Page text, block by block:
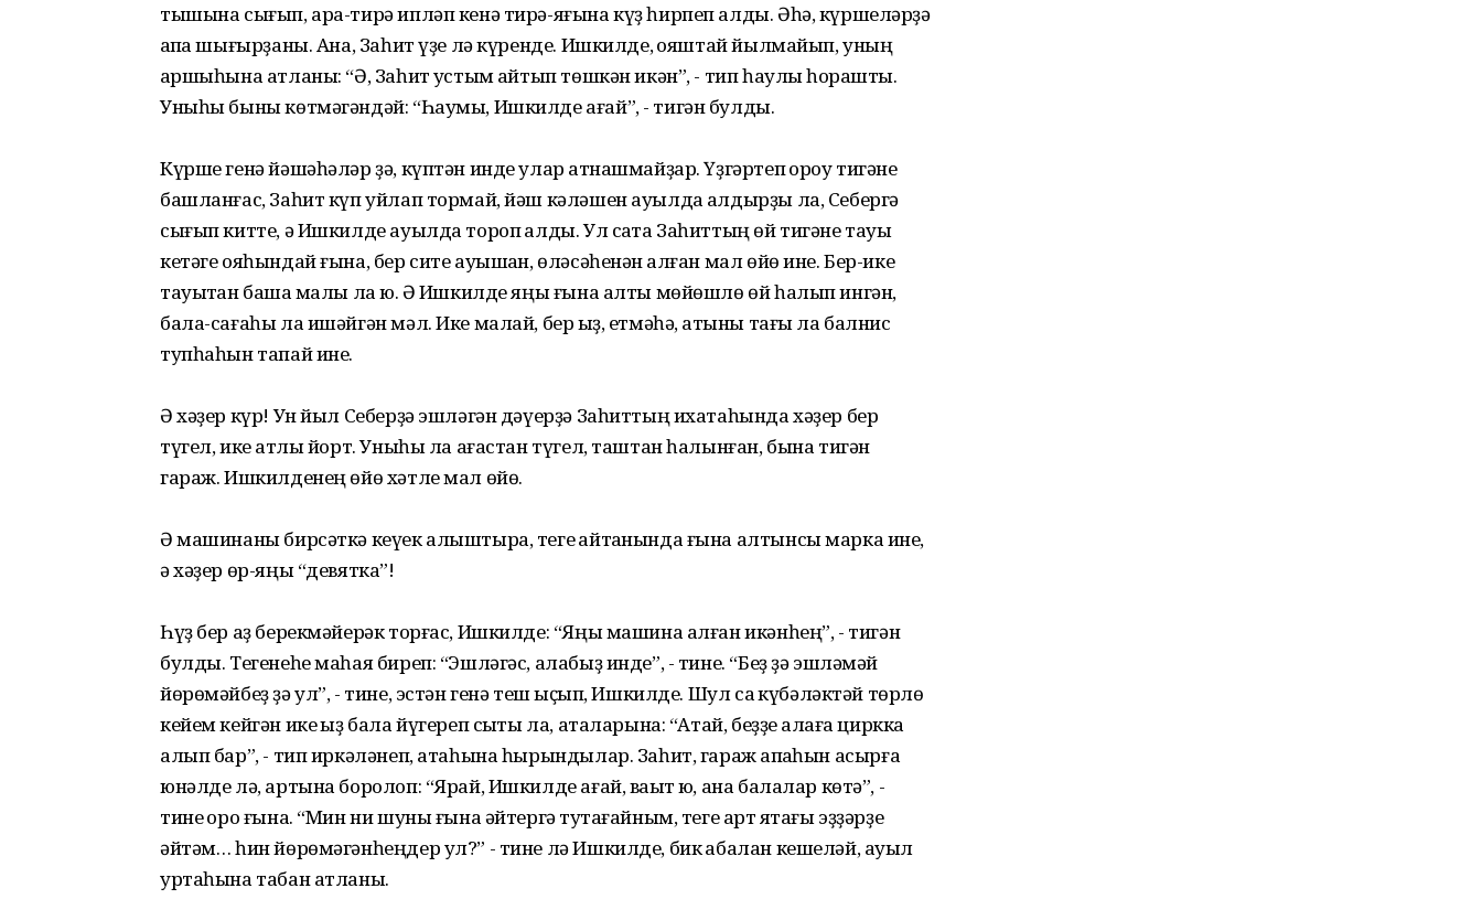
тышына сығып, ара-тирә ипләп кенә тирә-яғына күҙ һирпеп алды. Әһә, күршеләрҙә
ҡапҡа шығырҙаны. Ана, Заһит үҙе лә күренде. Ишкилде, ҡояштай йылмайып, уның
ҡаршыһына атланы: “Ә, Заһит ҡустым ҡайтып төшкән икән”, - тип һаулыҡ һорашты.
Уныһы быны көтмәгәндәй: “Һаумы, Ишкилде ағай”, - тигән булды.
Күрше генә йәшәһәләр ҙә, күптән инде улар ҡатнашмайҙар. Үҙгәртеп ҡороу тигәне
башланғас, Заһит күп уйлап тормай, йәш кәләшен ауылда ҡалдырҙы ла, Себергә
сығып китте, ә Ишкилде ауылда тороп ҡалды. Ул саҡта Заһиттың өй тигәне тауыҡ
кетәге ояһындай ғына, бер сите ауышҡан, өләсәһенән ҡалған мал өйө ине. Бер-ике
тауыҡтан башҡа малы ла юҡ. Ә Ишкилде яңы ғына алты мөйөшлө өй һалып ингән,
бала-сағаһы ла ишәйгән мәл. Ике малай, бер ҡыҙ, етмәһә, ҡатыны тағы ла балнис
тупһаһын тапай ине.
Ә хәҙер күр! Ун йыл Себерҙә эшләгән дәүерҙә Заһиттың ихатаһында хәҙер бер
түгел, ике ҡатлы йорт. Уныһы ла ағастан түгел, таштан һалынған, бына тигән
гараж. Ишкилденең өйө хәтле мал өйө.
Ә машинаны бирсәткә кеүек алыштыра, теге ҡайтҡанында ғына алтынсы марка ине,
ә хәҙер өр-яңы “девятка”!
Һүҙ бер аҙ берекмәйерәк торғас, Ишкилде: “Яңы машина алған икәнһең”, - тигән
булды. Тегенеһе маһая биреп: “Эшләгәс, алабыҙ инде”, - тине. “Беҙ ҙә эшләмәй
йөрөмәйбеҙ ҙә ул”, - тине, эстән генә теш ҡыҫып, Ишкилде. Шул саҡ күбәләктәй төрлө
кейем кейгән ике ҡыҙ бала йүгереп сыҡты ла, аталарына: “Атай, беҙҙе ҡалаға циркка
алып бар”, - тип иркәләнеп, атаһына һырындылар. Заһит, гараж ҡапҡаһын асырға
юнәлде лә, артына боролоп: “Ярай, Ишкилде ағай, ваҡыт юҡ, ана балалар көтә”, -
тине ҡоро ғына. “Мин ни шуны ғына әйтергә туҡтағайным, теге арт яҡтағы эҙҙәрҙе
әйтәм… һин йөрөмәгәнһеңдер ул?” - тине лә Ишкилде, бик ҡабалан кешеләй, ауыл
уртаһына табан атланы.